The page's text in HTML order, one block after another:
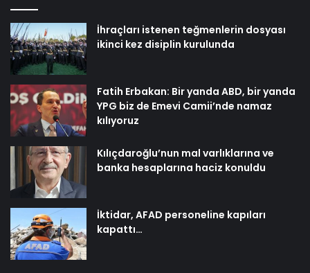
İhraçları istenen teğmenlerin dosyası
ikinci kez disiplin kurulunda
Fatih Erbakan: Bir yanda ABD, bir yanda
YPG biz de Emevi Camii’nde namaz
kılıyoruz
Kılıçdaroğlu’nun mal varlıklarına ve
banka hesaplarına haciz konuldu
İktidar, AFAD personeline kapıları
kapattı…